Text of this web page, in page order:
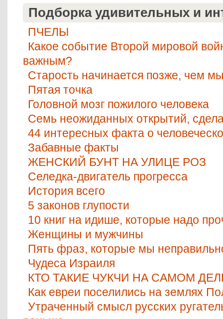
Подборка удивительных и
ПЧЕЛЫ
Какое событие Второй мировой
важным?
Старость начинается позже, чем
Пятая точка
Головной мозг пожилого человека
Семь неожиданных открытий,
44 интересных факта о
Забавные факты
ЖЕНСКИЙ БУНТ НА УЛИЦЕ РОЗ
Селедка-двигатель прогресса
История всего
5 законов глупости
10 книг на идише, которые надо
Женщины и мужчины
Пять фраз, которые мы
Чудеса Израиля
КТО ТАКИЕ ЧУКЧИ НА САМОМ
Как евреи поселились на землях
Утраченный смысл русских